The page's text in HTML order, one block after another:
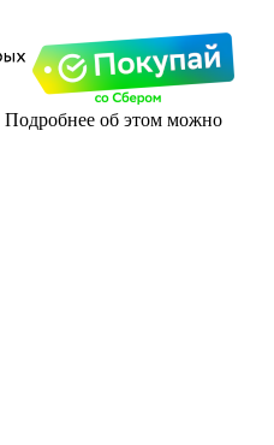
Подробнее об этом можно